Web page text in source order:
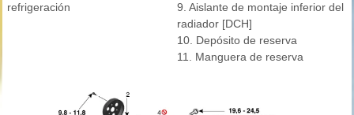
refrigeración
9. Aislante de montaje inferior del
radiador [DCH]
10. Depósito de reserva
11. Manguera de reserva